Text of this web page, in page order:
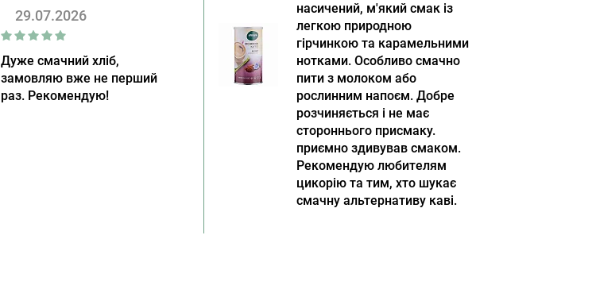
29.07.2026
Дуже смачний хліб,
замовляю вже не перший
раз. Рекомендую!
насичений, м'який смак із
легкою природною
гірчинкою та карамельними
нотками. Особливо смачно
пити з молоком або
рослинним напоєм. Добре
розчиняється і не має
стороннього присмаку.
приємно здивував смаком.
Рекомендую любителям
цикорію та тим, хто шукає
смачну альтернативу каві.